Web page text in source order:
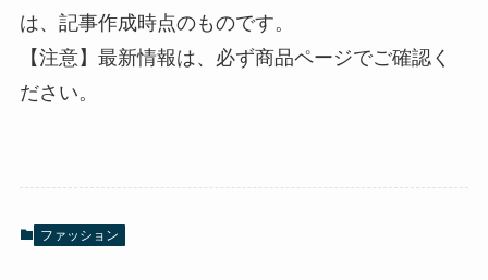
は、記事作成時点のものです。
【注意】最新情報は、必ず商品ページでご確認く
ださい。
ファッション